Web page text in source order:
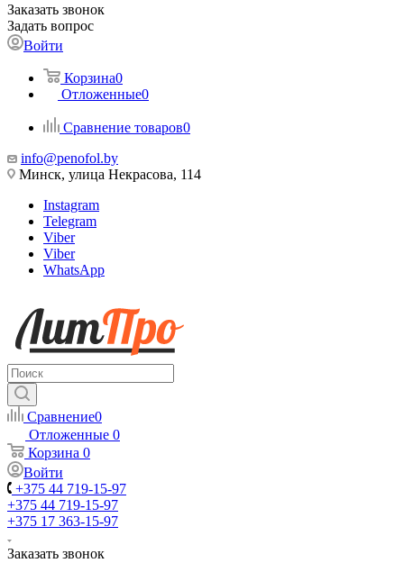
Заказать звонок
Задать вопрос
Войти
Корзина0
Отложенные0
Сравнение товаров0
info@penofol.by
Минск, улица Некрасова, 114
Instagram
Telegram
Viber
Viber
WhatsApp
Сравнение0
Отложенные 0
Корзина 0
Войти
+375 44 719-15-97
+375 44 719-15-97
+375 17 363-15-97
Заказать звонок